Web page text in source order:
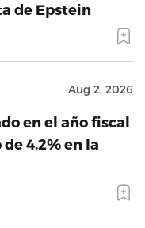
de Epstein
Aug 2, 2026
en el año fiscal
4.2% en la